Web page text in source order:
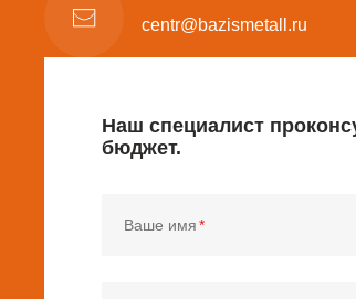
centr@bazismetall.ru
Наш специалист
бюджет.
Ваше имя